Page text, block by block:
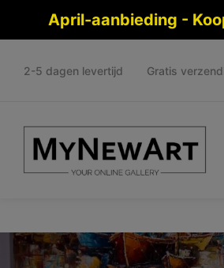
April-aanbieding -
2-5 dagen levertijd Gratis